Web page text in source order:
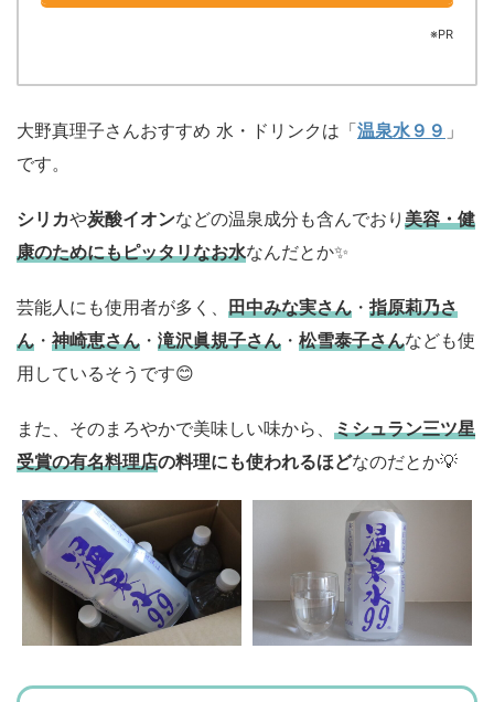
※PR
大野真理子さんおすすめ 水・ドリンクは「温泉水９９ 」
です。
シリカや炭酸イオンなどの温泉成分も含んでおり 美容・健
康のためにもピッタリなお水なんだとか✨
芸能人にも使用者が多く、 田中みな実さん ・ 指原莉乃さ
ん ・ 神崎恵さん ・ 滝沢眞規子さん ・ 松雪泰子さんなども使
用しているそうです😊
また、そのまろやかで美味しい味から、 ミシュラン三ツ星
受賞の有名料理店の料理にも使われるほどなのだとか💡